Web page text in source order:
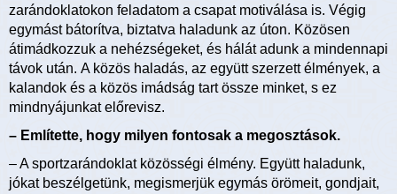
zarándoklatokon feladatom a csapat motiválása is. Végig
egymást bátorítva, biztatva haladunk az úton. Közösen
átimádkozzuk a nehézségeket, és hálát adunk a mindennapi
távok után. A közös haladás, az együtt szerzett élmények, a
kalandok és a közös imádság tart össze minket, s ez
mindnyájunkat előrevisz.
– Említette, hogy milyen fontosak a megosztások.
– A sportzarándoklat közösségi élmény. Együtt haladunk,
jókat beszélgetünk, megismerjük egymás örömeit, gondjait,